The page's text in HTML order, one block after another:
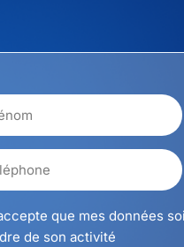
que mes données
de son activité